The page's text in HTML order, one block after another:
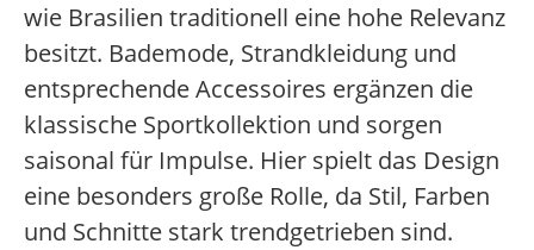
wie Brasilien traditionell eine hohe Relevanz
besitzt. Bademode, Strandkleidung und
entsprechende Accessoires ergänzen die
klassische Sportkollektion und sorgen
saisonal für Impulse. Hier spielt das Design
eine besonders große Rolle, da Stil, Farben
und Schnitte stark trendgetrieben sind.